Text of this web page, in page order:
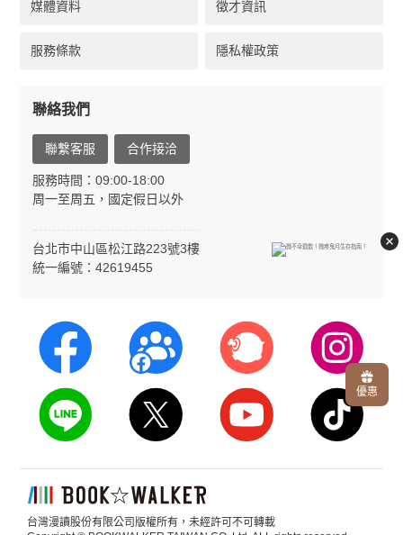
優惠
媒體資料 徵才資訊
服務條款 隱私權政策
聯絡我們
聯繫客服 合作接洽
服務時間：09:00-18:00
周一至周五，國定假日以外
台北市中山區松江路223號3樓
統一編號：42619455
台灣漫讀股份有限公司版權所有，未經許可不可轉載